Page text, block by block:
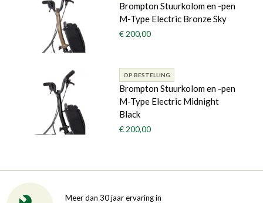
Brompton Stuurkolom en -pen
M-Type Electric Bronze Sky
€ 200,00
OP BESTELLING
Brompton Stuurkolom en -pen
M-Type Electric Midnight
Black
€ 200,00
Meer dan 30 jaar ervaring in